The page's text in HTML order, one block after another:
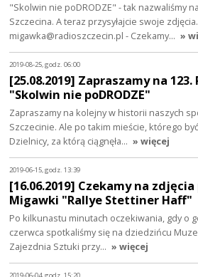
"Skolwin nie poDRODZE" - tak nazwaliśmy
Szczecina. A teraz przysyłajcie swoje
migawka@radioszczecin.pl - Czekamy… »
2019-08-25, godz. 06:00
[25.08.2019] Zapraszamy na
"Skolwin nie poDRODZE"
Zapraszamy na kolejny w historii naszych
Szczecinie. Ale po takim mieście, którego
Dzielnicy, za którą ciągnęła… » więcej
2019-06-15, godz. 13:39
[16.06.2019] Czekamy na
Migawki "Rallye Stettiner Haff"
Po kilkunastu minutach oczekiwania, gdy o
czerwca spotkaliśmy się na dziedzińcu
Zajezdnia Sztuki przy… » więcej